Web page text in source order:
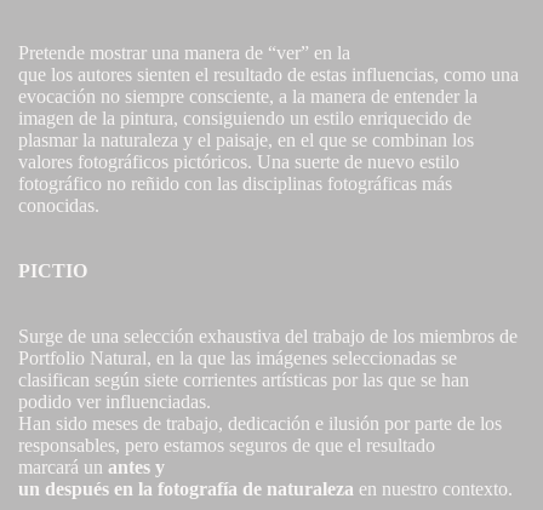
Pretende mostrar una manera de “ver” en la
que los autores sienten el resultado de estas influencias, como una
evocación no siempre consciente, a la manera de entender la
imagen de la pintura, consiguiendo un estilo enriquecido de
plasmar la naturaleza y el paisaje, en el que se combinan los
valores fotográficos pictóricos. Una suerte de nuevo estilo
fotográfico no reñido con las disciplinas fotográficas más
conocidas.
PICTIO
Surge de una selección exhaustiva del trabajo de los miembros de
Portfolio Natural, en la que las imágenes seleccionadas se
clasifican según siete corrientes artísticas por las que se han
podido ver influenciadas.
Han sido meses de trabajo, dedicación e ilusión por parte de los
responsables, pero estamos seguros de que el resultado
marcará un antes y
un después en la fotografía de naturaleza en nuestro contexto.